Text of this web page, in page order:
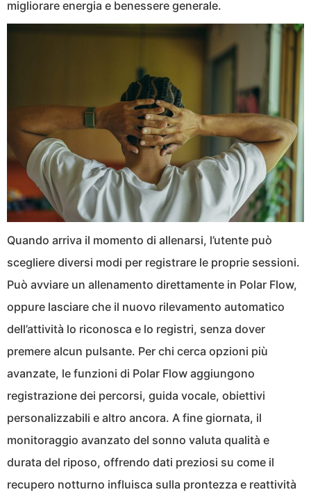
migliorare energia e benessere generale.
Quando arriva il momento di allenarsi, l’utente può
scegliere diversi modi per registrare le proprie sessioni.
Può avviare un allenamento direttamente in Polar Flow,
oppure lasciare che il nuovo rilevamento automatico
dell’attività lo riconosca e lo registri, senza dover
premere alcun pulsante. Per chi cerca opzioni più
avanzate, le funzioni di Polar Flow aggiungono
registrazione dei percorsi, guida vocale, obiettivi
personalizzabili e altro ancora. A fine giornata, il
monitoraggio avanzato del sonno valuta qualità e
durata del riposo, offrendo dati preziosi su come il
recupero notturno influisca sulla prontezza e reattività